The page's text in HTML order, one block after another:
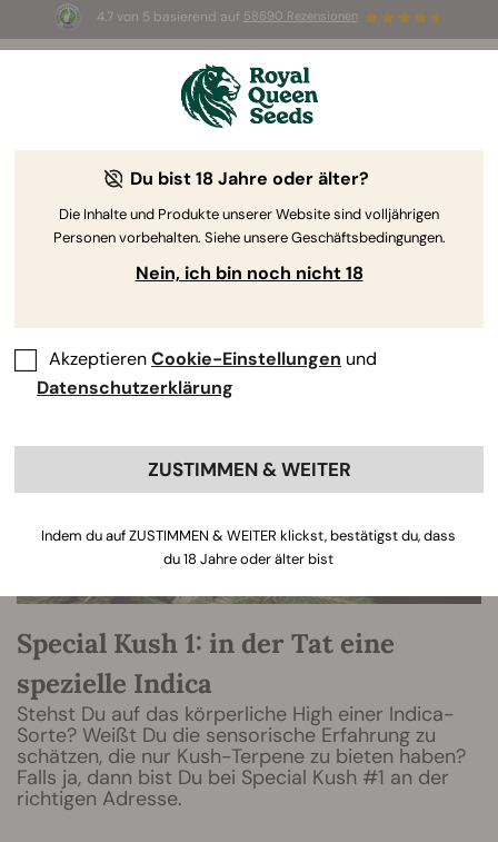
4.7 von 5 basierend auf 58690 Rezensionen
☀️ Sommer-Sale: Bis zu 50 % Rabatt
auf ausgewählte Produkte! ⏤
The RQS Blog
Special Kush 1: in der Tat eine
spezielle Indica
Stehst Du auf das körperliche High einer Indica-
Sorte? Weißt Du die sensorische Erfahrung zu
schätzen, die nur Kush-Terpene zu bieten haben?
Falls ja, dann bist Du bei Special Kush #1 an der
richtigen Adresse.
Du bist 18 Jahre oder älter?
Die Inhalte und Produkte unserer Website sind volljährigen
Personen vorbehalten. Siehe unsere Geschäftsbedingungen.
Nein, ich bin noch nicht 18
AkzeptierenCookie-Einstellungen und
Datenschutzerklärung
ZUSTIMMEN & WEITER
Indem du auf ZUSTIMMEN & WEITER klickst, bestätigst du, dass
du 18 Jahre oder älter bist